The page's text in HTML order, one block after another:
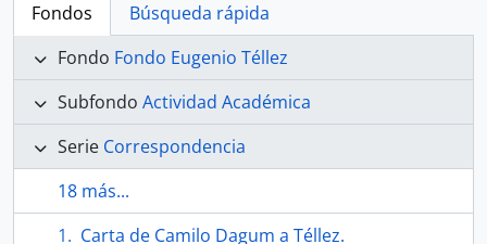
Fondos
Búsqueda rápida
Fondo Fondo Eugenio Téllez
Subfondo Actividad Académica
Serie Correspondencia
18 más...
Carta de Camilo Dagum a Téllez.